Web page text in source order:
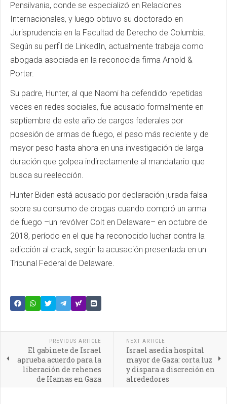
Pensilvania, donde se especializó en Relaciones
Internacionales, y luego obtuvo su doctorado en
Jurisprudencia en la Facultad de Derecho de Columbia.
Según su perfil de LinkedIn, actualmente trabaja como
abogada asociada en la reconocida firma Arnold &
Porter.
Su padre, Hunter, al que Naomi ha defendido repetidas
veces en redes sociales, fue acusado formalmente en
septiembre de este año de cargos federales por
posesión de armas de fuego, el paso más reciente y de
mayor peso hasta ahora en una investigación de larga
duración que golpea indirectamente al mandatario que
busca su reelección.
Hunter Biden está acusado por declaración jurada falsa
sobre su consumo de drogas cuando compró un arma
de fuego –un revólver Colt en Delaware– en octubre de
2018, período en el que ha reconocido luchar contra la
adicción al crack, según la acusación presentada en un
Tribunal Federal de Delaware.
PREVIOUS ARTICLE
El gabinete de Israel
aprueba acuerdo para la
liberación de rehenes
de Hamas en Gaza
NEXT ARTICLE
Israel asedia hospital
mayor de Gaza: corta luz
y dispara a discreción en
alrededores